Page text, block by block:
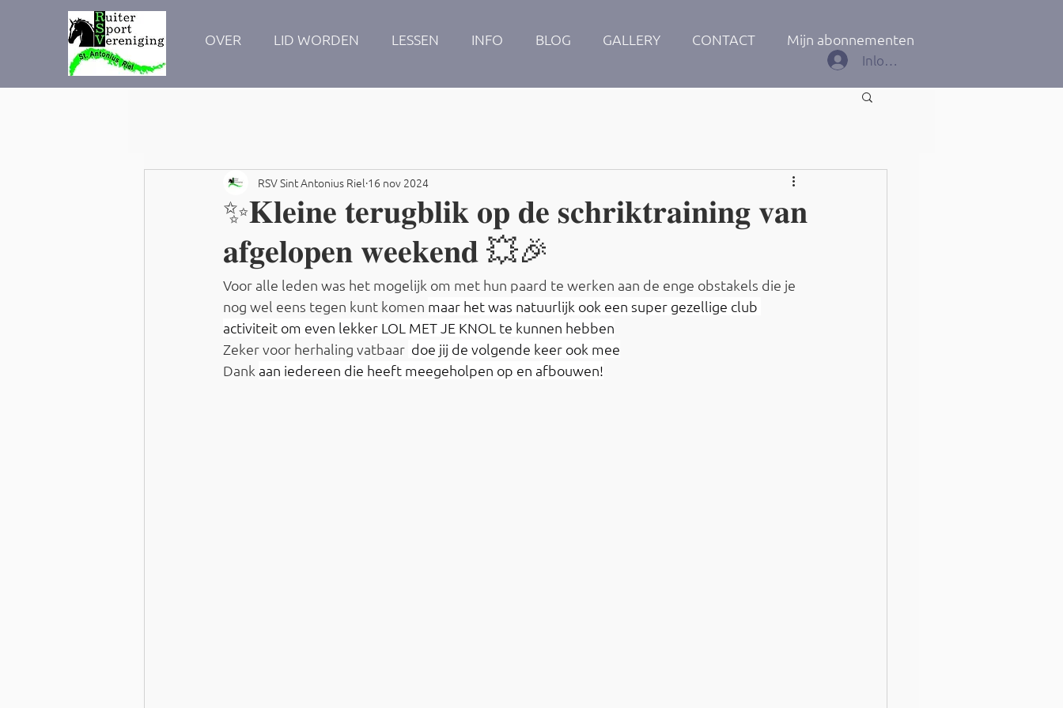
OVER LID WORDEN LESSEN INFO BLOG GALLERY CONTACT Mijn abonnementen
Inloggen
✨𝐊𝐥𝐞𝐢𝐧𝐞 𝐭𝐞𝐫𝐮𝐠𝐛𝐥𝐢𝐤 𝐨𝐩 𝐝𝐞 𝐬𝐜𝐡𝐫𝐢𝐤𝐭𝐫𝐚𝐢𝐧𝐢𝐧𝐠 𝐯𝐚𝐧
𝐚𝐟𝐠𝐞𝐥𝐨𝐩𝐞𝐧 𝐰𝐞𝐞𝐤𝐞𝐧𝐝 💥🎉
RSV Sint Antonius Riel 16 nov 2024
Voor alle leden was het mogelijk om met hun paard te werken aan de enge obstakels die je
nog wel eens tegen kunt komen maar het was natuurlijk ook een super gezellige club
activiteit om even lekker LOL MET JE KNOL te kunnen hebben
Zeker voor herhaling vatbaar doe jij de volgende keer ook mee
Dank aan iedereen die heeft meegeholpen op en afbouwen!